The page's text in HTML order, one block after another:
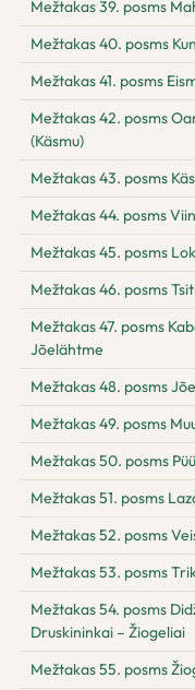
Mežtakas 39. posms
Mežtakas 40. posms
Mežtakas 41. posms
Mežtakas 42. posms
(Käsmu)
Mežtakas 43. posms
Mežtakas 44. posms
Mežtakas 45. posms
Mežtakas 46. posms
Mežtakas 47. posms
Jõelähtme
Mežtakas 48. posms
Mežtakas 49. posms
Mežtakas 50. posms
Mežtakas 51. posms
Mežtakas 52. posms
Mežtakas 53. posms
Mežtakas 54. posms
Druskininkai – Žiogeliai
Mežtakas 55. posms